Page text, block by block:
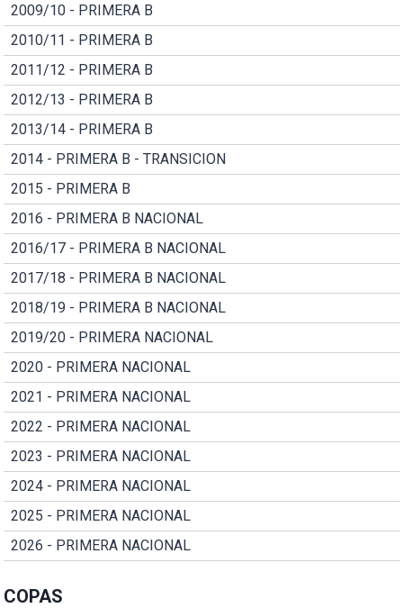
2009/10 - PRIMERA B
2010/11 - PRIMERA B
2011/12 - PRIMERA B
2012/13 - PRIMERA B
2013/14 - PRIMERA B
2014 - PRIMERA B - TRANSICION
2015 - PRIMERA B
2016 - PRIMERA B NACIONAL
2016/17 - PRIMERA B NACIONAL
2017/18 - PRIMERA B NACIONAL
2018/19 - PRIMERA B NACIONAL
2019/20 - PRIMERA NACIONAL
2020 - PRIMERA NACIONAL
2021 - PRIMERA NACIONAL
2022 - PRIMERA NACIONAL
2023 - PRIMERA NACIONAL
2024 - PRIMERA NACIONAL
2025 - PRIMERA NACIONAL
2026 - PRIMERA NACIONAL
COPAS